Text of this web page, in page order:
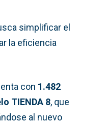
simplificar el
la eficiencia
con 1.482
TIENDA 8, que
al nuevo